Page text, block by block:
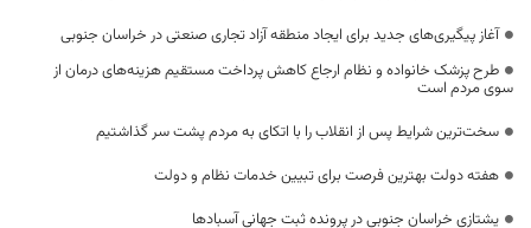
آغاز پیگیری‌های جدید برای ایجاد منطقه آزاد تجاری صنعتی در خراسان جنوبی
طرح پزشک خانواده و نظام ارجاع کاهش پرداخت مستقیم هزینه‌های درمان از
سوی مردم است
سخت‌ترین شرایط پس از انقلاب را با اتکای به مردم پشت سر گذاشتیم
هفته دولت بهترین فرصت برای تبیین خدمات نظام و دولت
یشتازی خراسان جنوبی در پرونده ثبت جهانی آسبادها